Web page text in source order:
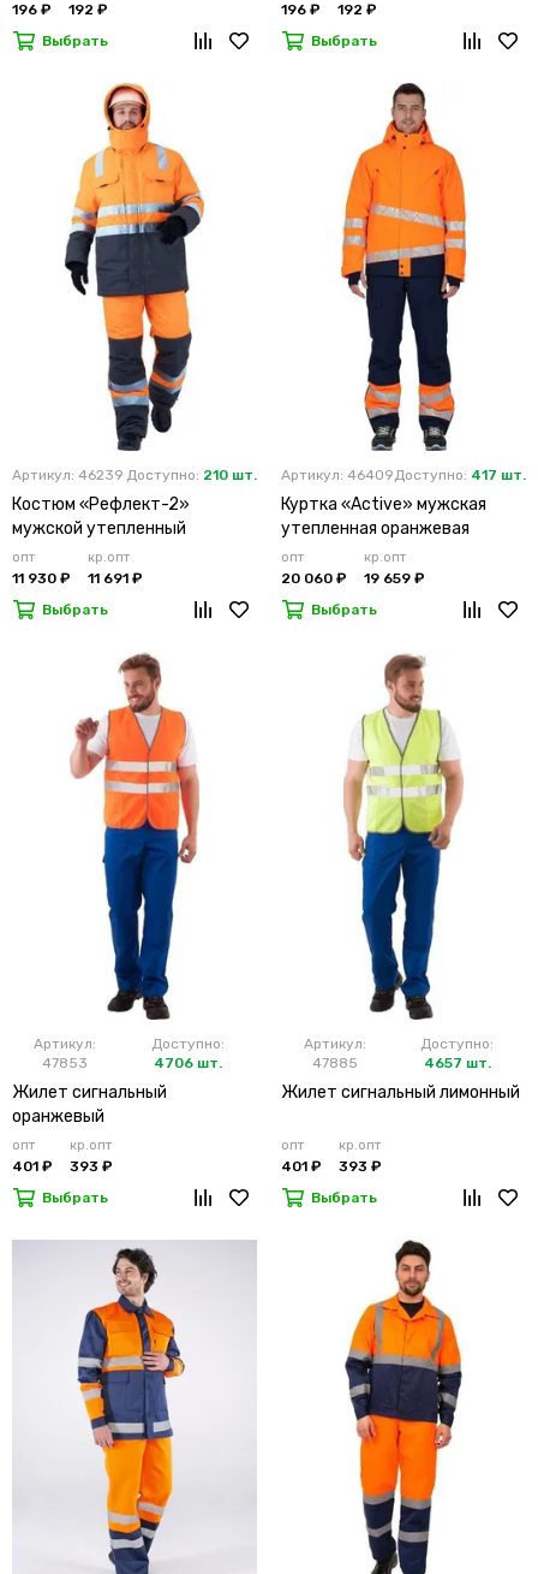
196 ₽
192 ₽
Выбрать
196 ₽
192 ₽
Выбрать
Артикул: 46239 Доступно: 210 шт.
Костюм «Рефлект-2»
мужской утепленный
оранжевый с п/к
опт
11 930 ₽
кр.опт
11 691 ₽
Выбрать
Артикул: 46409Доступно: 417 шт.
Куртка «Active» мужская
утепленная оранжевая
опт
20 060 ₽
кр.опт
19 659 ₽
Выбрать
Артикул:
47853
Доступно:
4706 шт.
Жилет сигнальный
оранжевый
опт
401 ₽
кр.опт
393 ₽
Выбрать
Артикул:
47885
Доступно:
4657 шт.
Жилет сигнальный лимонный
опт
401 ₽
кр.опт
393 ₽
Выбрать